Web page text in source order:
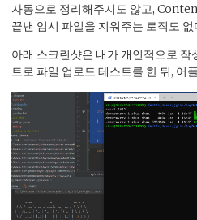
자동으로 정리해주지도 않고,
끝낸 임시 파일을 지워주는 로직도 없
아래 스크린샷은 내가 개인적으로
트로 파일 업로드 테스트를 한 뒤, 어